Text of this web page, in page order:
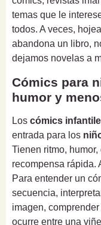
temas que le
todos. A veces,
abandona un libro,
dejamos novelas a
Cómics para
humor y
Los cómics
entrada para los
Tienen ritmo,
recompensa rápida.
Para entender un
secuencia,
imagen,
ocurre entre una